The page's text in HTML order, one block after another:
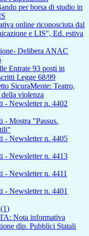
per borsa di studio in
online riconosciuta dal
e LIS", Ed. estiva
Delibera ANAC
Entrate 93 posti in
Legge 68/99
SicuraMente: Teatro,
violenza
- Newsletter n. 4402
- Mostra "Passus.
- Newsletter n. 4405
- Newsletter n. 4413
- Newsletter n. 4411
- Newsletter n. 4401
Nota informativa
dip. Pubblici Statali